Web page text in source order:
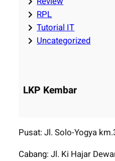
RPL
Tutorial IT
Uncategorized
LKP Kembar
Pusat: Jl. Solo-Yogya
Cabang: Jl. Ki Hajar